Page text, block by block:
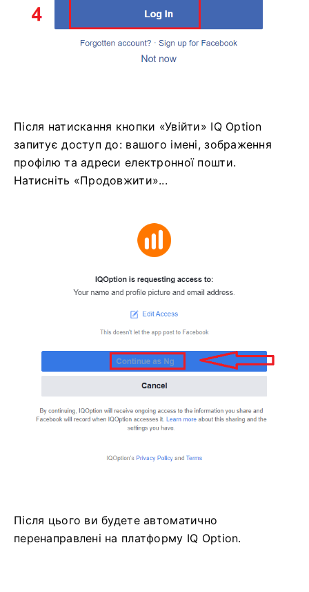
Після натискання кнопки «Увійти» IQ Option
запитує доступ до: вашого імені, зображення
профілю та адреси електронної пошти.
Натисніть «Продовжити»...
Після цього ви будете автоматично
перенаправлені на платформу IQ Option.